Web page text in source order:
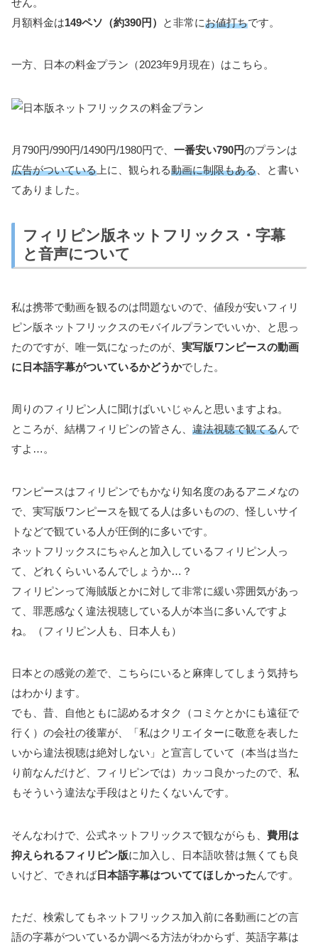
月額料金は149ペソ（約390円） と非常にお値打ちです。
一方、日本の料金プラン（2023年9月現在）はこちら。
月790円/990円/1490円/1980円で、 一番安い790円のプランは
広告がついている 上に、観られる動画に制限もある 、と書い
てありました。
フィリピン版ネットフリックス・字幕
と音声について
私は携帯で動画を観るのは問題ないので、値段が安いフィリ
ピン版ネットフリックスのモバイルプランでいいか、と思っ
たのですが、唯一気になったのが、 実写版ワンピースの動画
に日本語字幕がついているかどうかでした。
周りのフィリピン人に聞けばいいじゃんと思いますよね。
ところが、結構フィリピンの皆さん、 違法視聴で観てるんで
すよ…。
ワンピースはフィリピンでもかなり知名度のあるアニメなの
で、実写版ワンピースを観てる人は多いものの、怪しいサイ
トなどで観ている人が圧倒的に多いです。
ネットフリックスにちゃんと加入しているフィリピン人っ
て、どれくらいいるんでしょうか…？
フィリピンって海賊版とかに対して非常に緩い雰囲気があっ
て、罪悪感なく違法視聴している人が本当に多いんですよ
ね。（フィリピン人も、日本人も）
日本との感覚の差で、こちらにいると麻痺してしまう気持ち
はわかります。
でも、昔、自他ともに認めるオタク（コミケとかにも遠征で
行く）の会社の後輩が、「私はクリエイターに敬意を表した
いから違法視聴は絶対しない」と宣言していて（本当は当た
り前なんだけど、フィリピンでは）カッコ良かったので、私
もそういう違法な手段はとりたくないんです。
そんなわけで、公式ネットフリックスで観ながらも、 費用は
抑えられるフィリピン版に加入し、日本語吹替は無くても良
いけど、できれば日本語字幕はついててほしかったんです。
ただ、検索してもネットフリックス加入前に各動画にどの言
語の字幕がついているか調べる方法がわからず、英語字幕は